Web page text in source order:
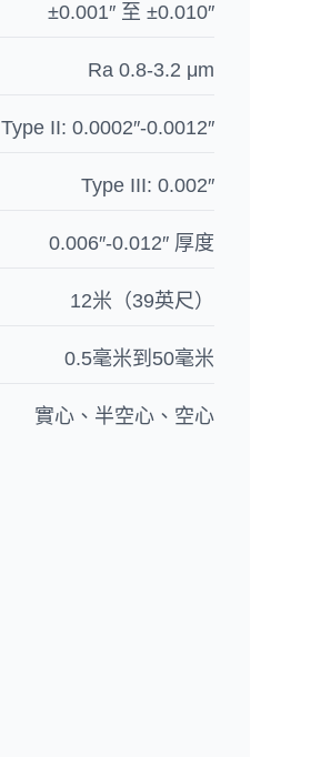
±0.001″ 至 ±0.010″
Ra 0.8-3.2 μm
Type II: 0.0002″-0.0012″
Type III: 0.002″
0.006″-0.012″ 厚度
12米（39英尺）
0.5毫米到50毫米
實心、半空心、空心